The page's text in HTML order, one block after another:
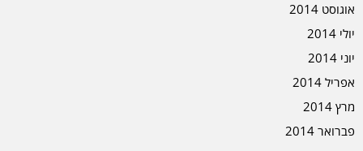
אוגוסט 2014
יולי 2014
יוני 2014
אפריל 2014
מרץ 2014
פברואר 2014